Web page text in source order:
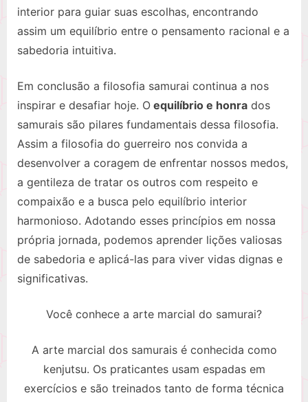
interior para guiar suas escolhas, encontrando
assim um equilíbrio entre o pensamento racional e a
sabedoria intuitiva.
Em conclusão a filosofia samurai continua a nos
inspirar e desafiar hoje. O equilíbrio e honra dos
samurais são pilares fundamentais dessa filosofia.
Assim a filosofia do guerreiro nos convida a
desenvolver a coragem de enfrentar nossos medos,
a gentileza de tratar os outros com respeito e
compaixão e a busca pelo equilíbrio interior
harmonioso. Adotando esses princípios em nossa
própria jornada, podemos aprender lições valiosas
de sabedoria e aplicá-las para viver vidas dignas e
significativas.
Você conhece a arte marcial do samurai?
A arte marcial dos samurais é conhecida como
kenjutsu. Os praticantes usam espadas em
exercícios e são treinados tanto de forma técnica